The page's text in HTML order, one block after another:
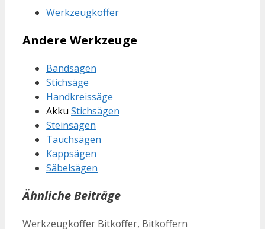
Werkzeugkoffer
Andere Werkzeuge
Bandsägen
Stichsäge
Handkreissäge
Akku Stichsägen
Steinsägen
Tauchsägen
Kappsägen
Säbelsägen
Ähnliche Beiträge
Kategorien
Werkzeugkoffer Schlagwörter
Bitkoffer, Bitkoffern